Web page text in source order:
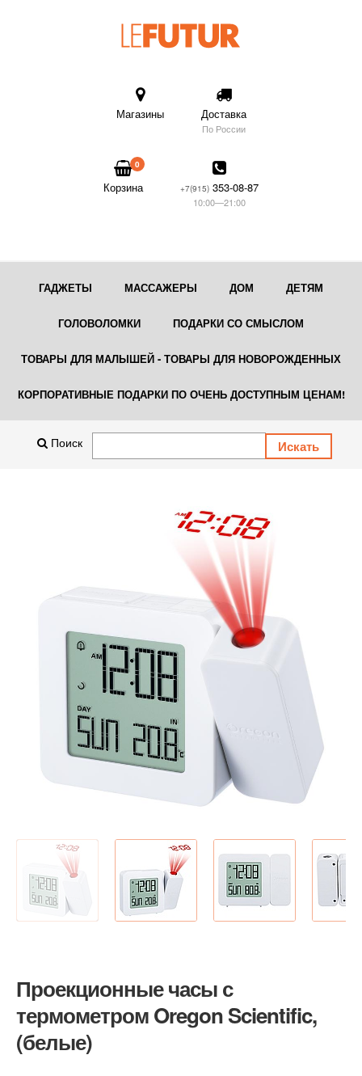
Магазины Доставка
По России
0
Корзина +7(915) 353-08-87
10:00—21:00
ГАДЖЕТЫ МАССАЖЕРЫ ДОМ ДЕТЯМ
ГОЛОВОЛОМКИ ПОДАРКИ СО СМЫСЛОМ
ТОВАРЫ ДЛЯ МАЛЫШЕЙ - ТОВАРЫ ДЛЯ НОВОРОЖДЕННЫХ
КОРПОРАТИВНЫЕ ПОДАРКИ ПО ОЧЕНЬ ДОСТУПНЫМ ЦЕНАМ!
Поиск
Проекционные часы с
термометром Oregon Scientific,
(белые)